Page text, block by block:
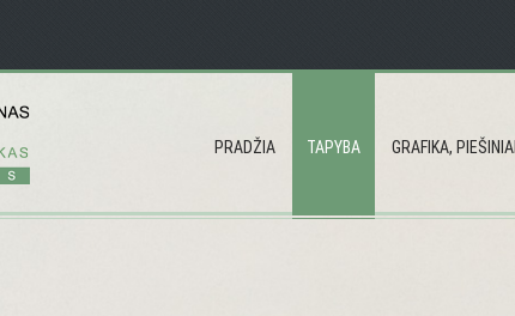
PRADŽIA TAPYBA GRAFIKA, PIEŠINIAI